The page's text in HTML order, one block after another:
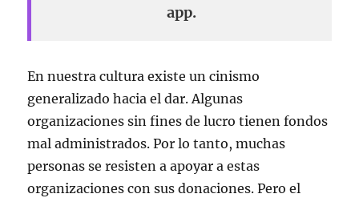
app.
En nuestra cultura existe un cinismo
generalizado hacia el dar. Algunas
organizaciones sin fines de lucro tienen fondos
mal administrados. Por lo tanto, muchas
personas se resisten a apoyar a estas
organizaciones con sus donaciones. Pero el